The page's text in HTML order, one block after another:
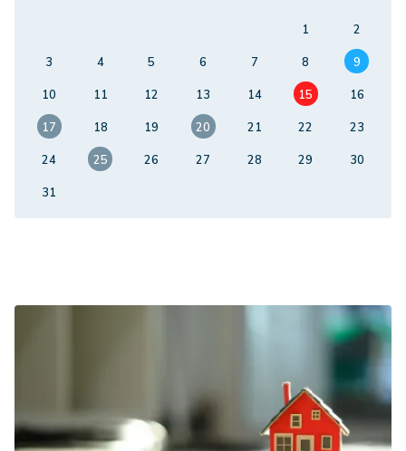
1
2
3
4 5 6 7 8
9
10
11 12 13 14 15
16
17
18 19 20 21 22
23
24
25 26 27 28 29
30
31